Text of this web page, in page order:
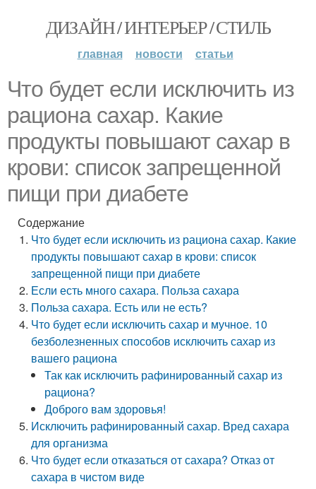
ДИЗАЙН / ИНТЕРЬЕР / СТИЛЬ
главная новости статьи
Что будет если исключить из
рациона сахар. Какие
продукты повышают сахар в
крови: список запрещенной
пищи при диабете
Содержание
Что будет если исключить из рациона сахар. Какие
продукты повышают сахар в крови: список
запрещенной пищи при диабете
Если есть много сахара. Польза сахара
Польза сахара. Есть или не есть?
Что будет если исключить сахар и мучное. 10
безболезненных способов исключить сахар из
вашего рациона
Так как исключить рафинированный сахар из
рациона?
Доброго вам здоровья!
Исключить рафинированный сахар. Вред сахара
для организма
Что будет если отказаться от сахара? Отказ от
сахара в чистом виде